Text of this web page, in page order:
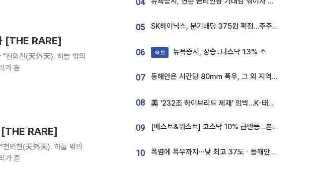
[THE RARE]
리가 흔
[THE RARE]
리가 흔
04
05 SK하이닉스, 분기배당 375원 확정…주주환원책 9월로 앞당겨 발표
06 속보 뉴욕증시, 상승...나스닥 1.3% ↑
07 동해안은 시간당 80㎜ 폭우, 그 외 지역은 폭염…‘극과 극 날씨’
08 美 ‘232조 하이브리드 제재’ 임박…K-태양광, 불확실성 털고 날개 다나
09 [베스트&워스트] 코스닥 10% 급반등…본느, 최대주주 변경 기대에 270% 폭등
10 폭염에 폭우까지⋯낮 최고 37도ㆍ동해안 강한 비 [날씨]